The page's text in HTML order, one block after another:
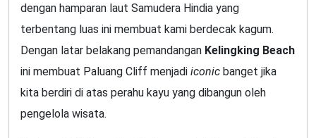
dengan hamparan laut Samudera Hindia yang
terbentang luas ini membuat kami berdecak kagum.
Dengan latar belakang pemandangan Kelingking Beach
ini membuat Paluang Cliff menjadi iconic banget jika
kita berdiri di atas perahu kayu yang dibangun oleh
pengelola wisata.